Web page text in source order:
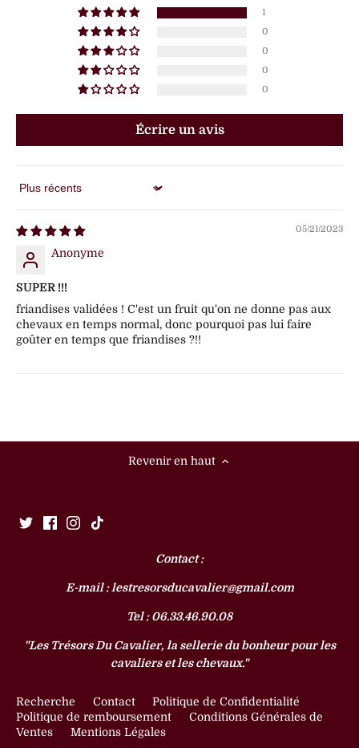
1
0
0
0
0
Écrire un avis
Sort by
05/21/2023
Anonyme
SUPER !!!
friandises validées ! C'est un fruit qu'on ne donne pas aux
chevaux en temps normal, donc pourquoi pas lui faire
goûter en temps que friandises ?!!
Revenir en haut
Contact :
E-mail : lestresorsducavalier@gmail.com
Tel : 06.33.46.90.08
"Les Trésors Du Cavalier, la sellerie du bonheur pour les
cavaliers et les chevaux."
Recherche Contact
Politique de Confidentialité
Politique de remboursement
Conditions Générales de
Ventes
Mentions Légales